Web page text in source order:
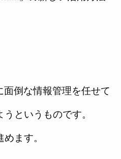
倒な情報管理を任せて
というものです。
ます。